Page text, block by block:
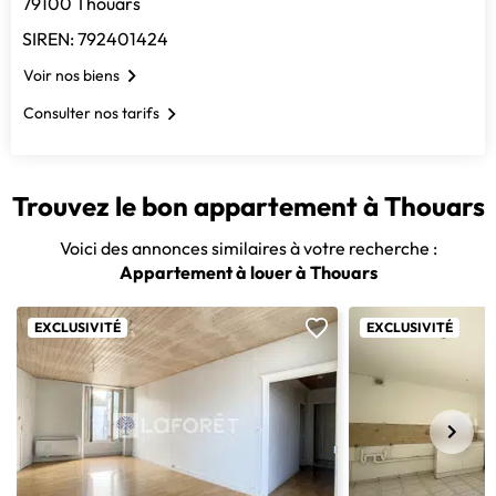
SIREN: 792401424
Voir nos biens
Consulter nos tarifs
Trouvez le bon appartement à Thouars
Voici des annonces similaires à votre recherche :
Appartement à louer à Thouars
EXCLUSIVITÉ EXCLUSIVITÉ